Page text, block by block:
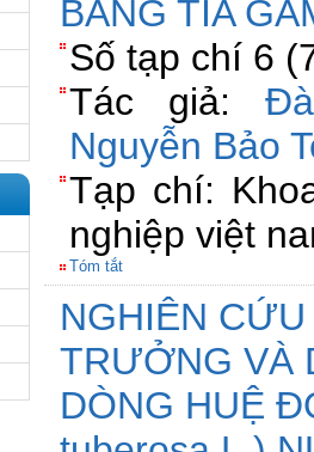
BẰNG TIA
Số tạp chí 6
Tác giả:
Nguyễn Bảo
Tạp chí:
nghiệp việt
Tóm tắt
NGHIÊN
TRƯỞNG VÀ
DÒNG HUỆ